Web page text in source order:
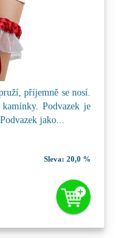
příjemně se nosí.
Podvazek je
jako...
Sleva: 20,0 %